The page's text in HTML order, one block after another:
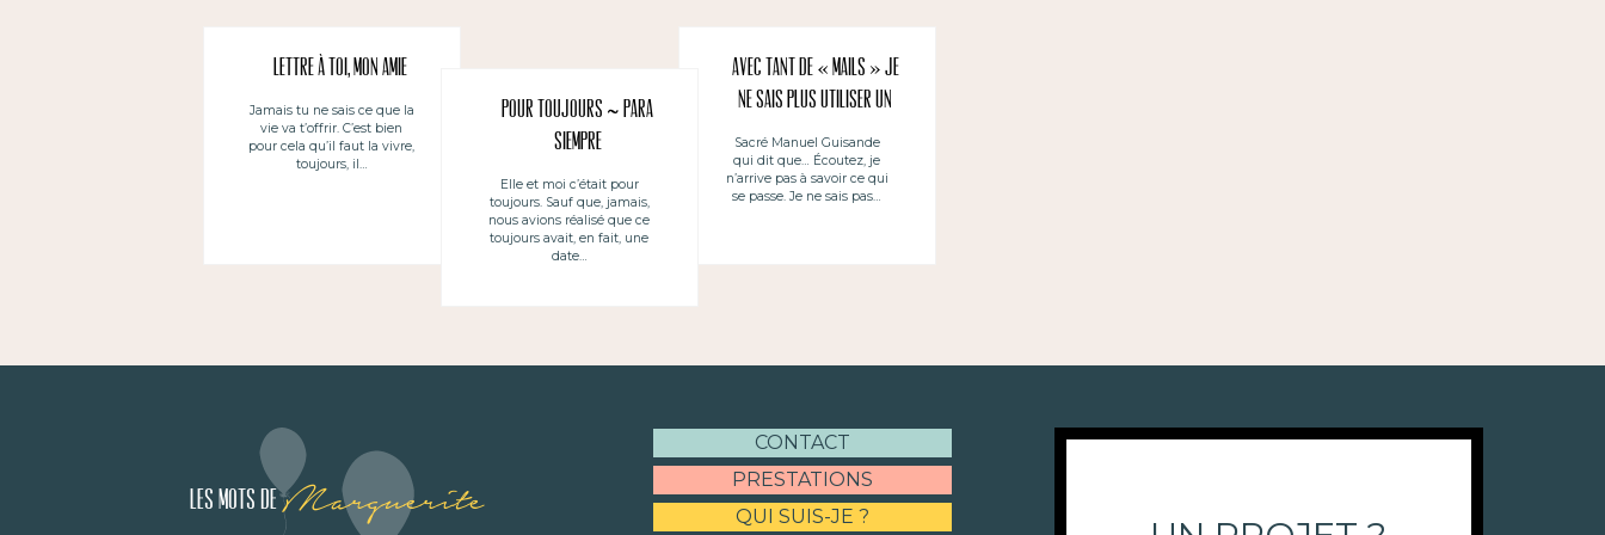
Lettre à toi, mon amie
Jamais tu ne sais ce que la
vie va t’offrir. C’est bien
pour cela qu’il faut la vivre,
toujours, il…
Pour toujours ~ Para
siempre
Elle et moi c’était pour
toujours. Sauf que, jamais,
nous avions réalisé que ce
toujours avait, en fait, une
date…
Avec tant de « mails » je
ne sais plus utiliser un
téléphone
Sacré Manuel Guisande
qui dit que… Écoutez, je
n’arrive pas à savoir ce qui
se passe. Je ne sais pas…
Les mots deMarguerite
CONTACT
PRESTATIONS
QUI SUIS-JE ?